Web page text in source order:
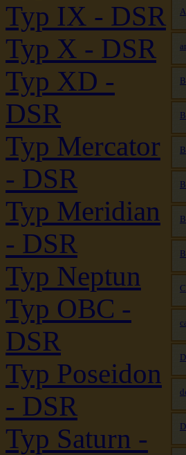
Typ IX - DSR
Typ X - DSR
Typ XD -
DSR
Typ Mercator
- DSR
Typ Meridian
- DSR
Typ Neptun
Typ OBC -
DSR
Typ Poseidon
- DSR
Typ Saturn -